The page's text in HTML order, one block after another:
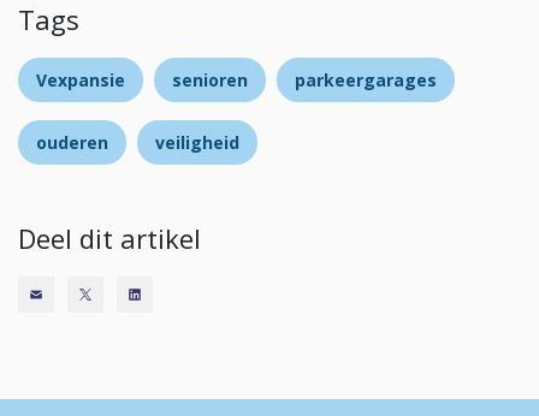
Tags
Vexpansie senioren parkeergarages
ouderen veiligheid
Deel dit artikel